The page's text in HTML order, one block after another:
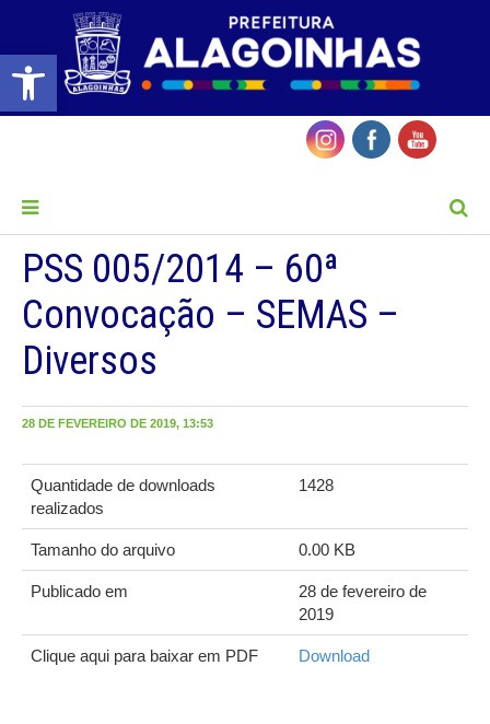
Barra de Ferramentas Aberta
PSS 005/2014 – 60ª
Convocação – SEMAS –
Diversos
28 DE FEVEREIRO DE 2019, 13:53
Quantidade de downloads
realizados
1428
Tamanho do arquivo 0.00 KB
Publicado em
28 de fevereiro de
2019
Clique aqui para baixar em PDF Download